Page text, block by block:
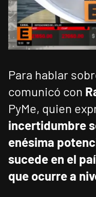
Para hablar
comunicó con
PyMe, quien
incertidumbre
enésima
sucede en el
que ocurre a